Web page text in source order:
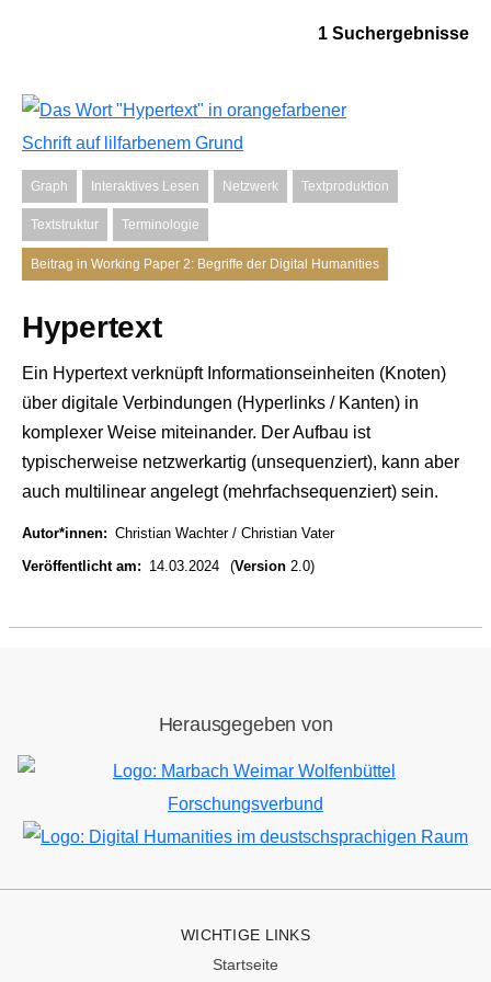
1 Suchergebnisse
Graph Interaktives Lesen Netzwerk Textproduktion
Textstruktur Terminologie
Beitrag in Working Paper 2: Begriffe der Digital Humanities
Hypertext
Ein Hypertext verknüpft Informationseinheiten (Knoten)
über digitale Verbindungen (Hyperlinks / Kanten) in
komplexer Weise miteinander. Der Aufbau ist
typischerweise netzwerkartig (unsequenziert), kann aber
auch multilinear angelegt (mehrfachsequenziert) sein.
Autor*innen Christian Wachter
Christian Vater
Veröffentlicht am
14.03.2024 (Version 2.0)
Herausgegeben von
Bild
Bild
WICHTIGE LINKS
Startseite